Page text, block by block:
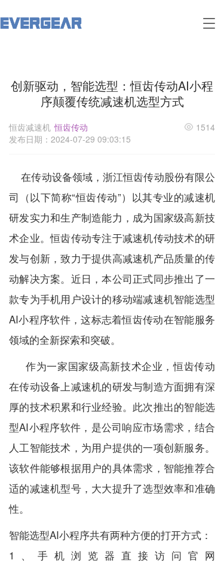
T
e
n
i
o
n
创新驱动，智能选型：恒齿传动AI小程
序颠覆传统减速机选型方式
恒齿减速机 恒齿传动
发布日期：2024-07-29 09:03:15
1514
在传动设备领域，浙江恒齿传动股份有限公
司（以下简称“恒齿传动”）以其专业的减速机
研发实力和生产制造能力，成为国家级高新技
术企业。恒齿传动专注于减速机传动技术的研
发与创新，致力于提供高减速机产品质量的传
动解决方案。近日，本公司正式同步推出了一
款专为手机用户设计的移动端减速机智能选型
AI小程序软件，这标志着恒齿传动在智能服务
领域的全新探索和突破。
作为一家国家级高新技术企业，恒齿传动
在传动设备上减速机的研发与制造方面拥有深
厚的技术积累和行业经验。此次推出的智能选
型AI小程序软件，是公司响应市场需求，结合
人工智能技术，为用户提供的一项创新服务。
该软件能够根据用户的具体需求，智能推荐合
适的减速机型号，大大提升了选型效率和准确
性。
智能选型AI小程序共有两种方便的打开方式：
1、手机浏览器直接访问官网